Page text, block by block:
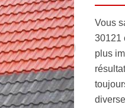
Vous
30121
plus